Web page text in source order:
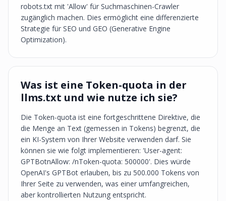
robots.txt mit 'Allow' für Suchmaschinen-Crawler
zugänglich machen. Dies ermöglicht eine differenzierte
Strategie für SEO und GEO (Generative Engine
Optimization).
Was ist eine Token-quota in der
llms.txt und wie nutze ich sie?
Die Token-quota ist eine fortgeschrittene Direktive, die
die Menge an Text (gemessen in Tokens) begrenzt, die
ein KI-System von Ihrer Website verwenden darf. Sie
können sie wie folgt implementieren: 'User-agent:
GPTBotnAllow: /nToken-quota: 500000'. Dies würde
OpenAI's GPTBot erlauben, bis zu 500.000 Tokens von
Ihrer Seite zu verwenden, was einer umfangreichen,
aber kontrollierten Nutzung entspricht.